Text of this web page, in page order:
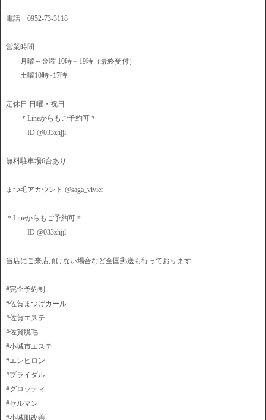
電話 0952-73-3118
営業時間
月曜～金曜 10時～19時（最終受付）
土曜10時~17時
定休日 日曜・祝日
＊Lineからもご予約可＊
ID @033zhjjl
無料駐車場6台あり
まつ毛アカウント @saga_vivier
＊Lineからもご予約可＊
ID @033zhjjl
当店にご来店頂けない場合など全国郵送も行っております
#完全予約制
#佐賀まつげカール
#佐賀エステ
#佐賀脱毛
#小城市エステ
#エンビロン
#ブライダル
#グロッティ
#セルマン
#小城肌改善